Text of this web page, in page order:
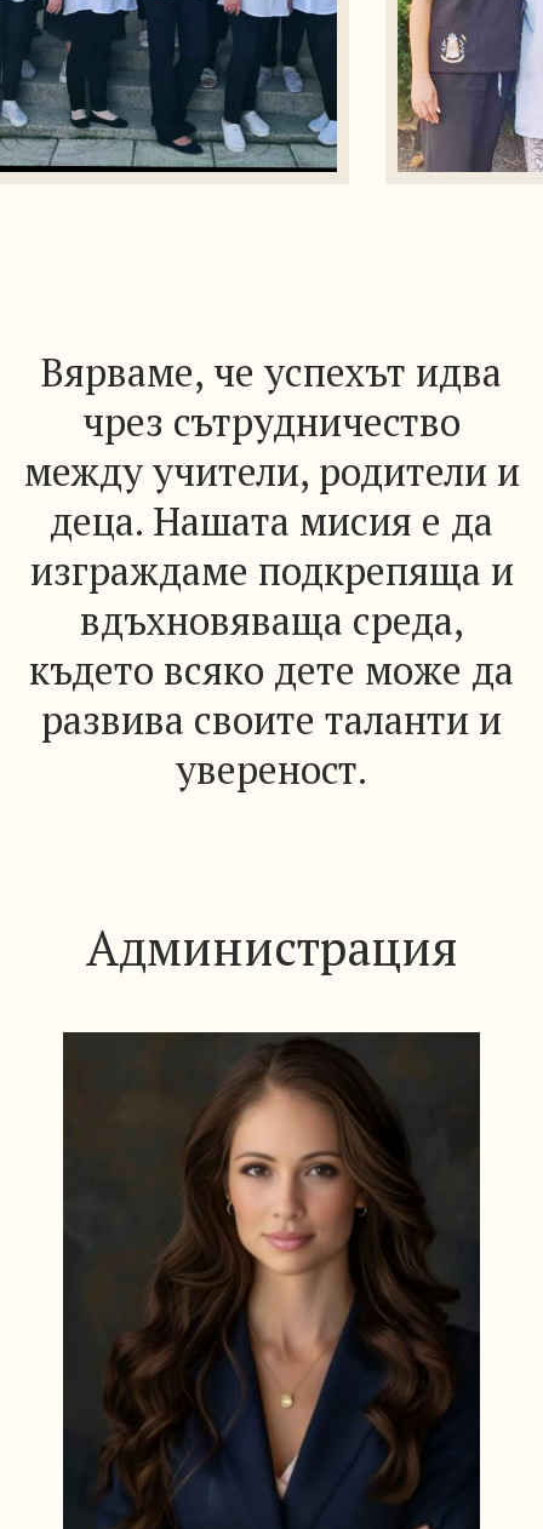
Вярваме, че успехът идва
чрез сътрудничество
между учители, родители и
деца. Нашата мисия е да
изграждаме подкрепяща и
вдъхновяваща среда,
където всяко дете може да
развива своите таланти и
увереност.
Администрация